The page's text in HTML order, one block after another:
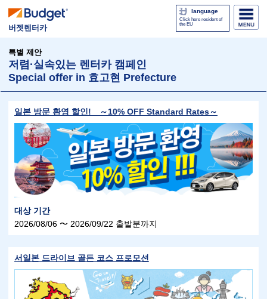
버젯렌터카
language
Click here resident of
the EU
특별 제안
저렴·실속있는 렌터카 캠페인
Special offer in 효고현 Prefecture
일본 방문 환영 할인! ～10% OFF Standard Rates～
대상 기간
2026/08/06 〜 2026/09/22 출발분까지
서일본 드라이브 골든 코스 프로모션